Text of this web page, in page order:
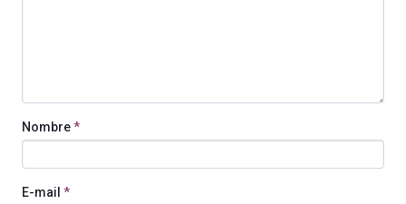
Nombre*
E-mail *